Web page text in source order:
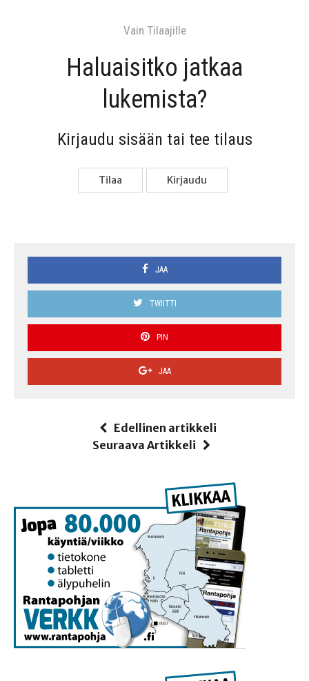
Vain Tilaa­jil­le
Haluai­sit­ko jat­kaa
lukemista?
Kir­jau­du sisään tai tee tilaus
Tilaa Kir­jau­du
JAA
TWIITTI
PIN
JAA
Edellinen artikkeli
Seuraava Artikkeli